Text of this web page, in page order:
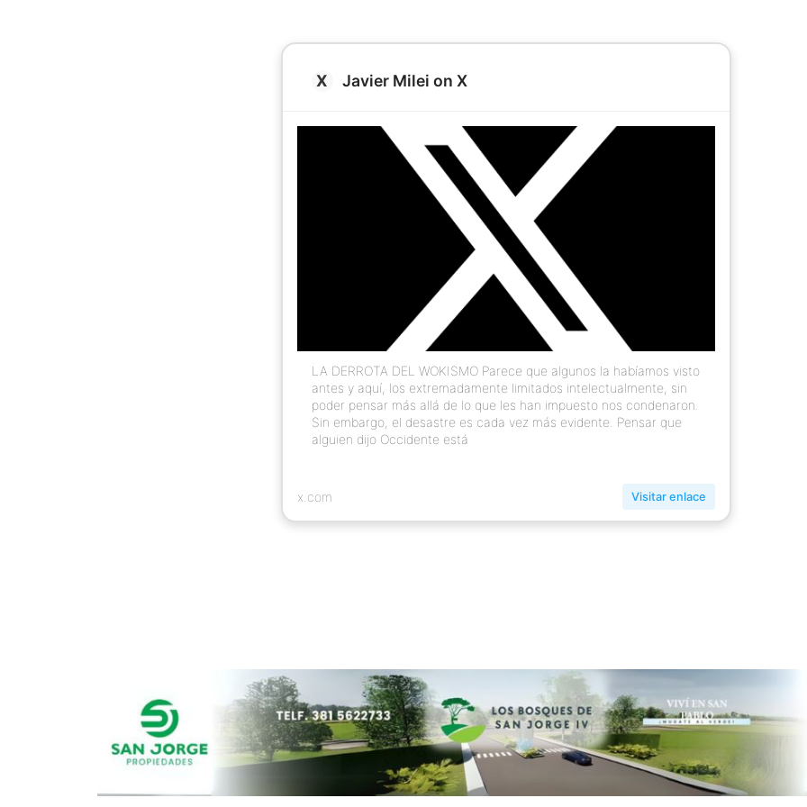
Javier Milei on X
LA DERROTA DEL WOKISMO Parece que algunos la habíamos visto
antes y aquí, los extremadamente limitados intelectualmente, sin
poder pensar más allá de lo que les han impuesto nos condenaron.
Sin embargo, el desastre es cada vez más evidente. Pensar que
alguien dijo Occidente está
x.com Visitar enlace